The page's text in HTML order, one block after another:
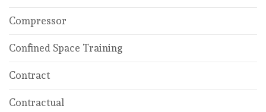
Compressor
Confined Space Training
Contract
Contractual